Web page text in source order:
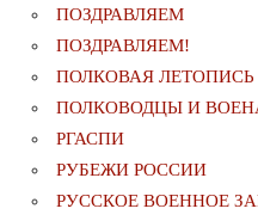
ПОЗДРАВЛЯЕМ
ПОЗДРАВЛЯЕМ!
ПОЛКОВАЯ ЛЕТОПИСЬ
ПОЛКОВОДЦЫ И
РГАСПИ
РУБЕЖИ РОССИИ
РУССКОЕ ВОЕННОЕ